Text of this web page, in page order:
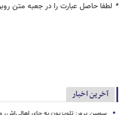
* لطفا حاصل عبارت را در جعبه متن
آخرین اخبار